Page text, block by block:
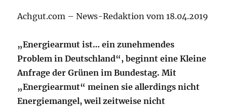
Achgut.com – News-Redaktion vom 18.04.2019
„Energiearmut ist… ein zunehmendes
Problem in Deutschland“, beginnt eine Kleine
Anfrage der Grünen im Bundestag. Mit
„Energiearmut“ meinen sie allerdings nicht
Energiemangel, weil zeitweise nicht